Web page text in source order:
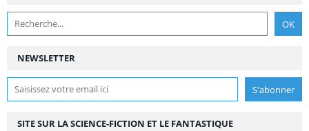
NEWSLETTER
SITE SUR LA SCIENCE-FICTION ET LE FANTASTIQUE